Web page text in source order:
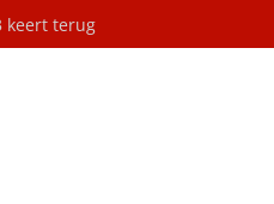
keert terug